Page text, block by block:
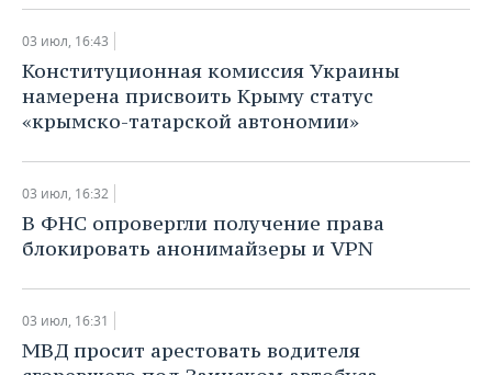
03 июл, 16:43
Конституционная комиссия Украины
намерена присвоить Крыму статус
«крымско-татарской автономии»
03 июл, 16:32
В ФНС опровергли получение права
блокировать анонимайзеры и VPN
03 июл, 16:31
МВД просит арестовать водителя